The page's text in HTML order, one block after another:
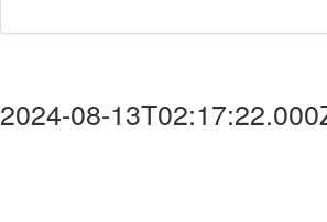
2024-08-